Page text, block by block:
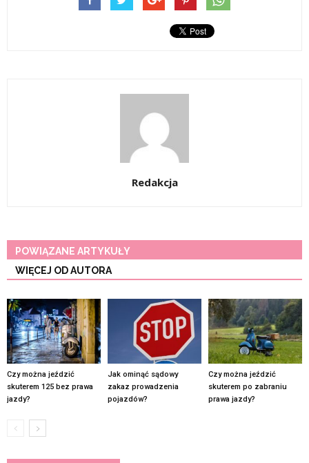
Redakcja
POWIĄZANE ARTYKUŁY
WIĘCEJ OD AUTORA
Czy można jeździć
skuterem 125 bez prawa
jazdy?
Jak ominąć sądowy
zakaz prowadzenia
pojazdów?
Czy można jeździć
skuterem po zabraniu
prawa jazdy?